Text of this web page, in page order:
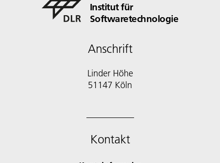
Institut für
Softwaretechnologie
Anschrift
Linder Höhe
51147 Köln
Kontakt